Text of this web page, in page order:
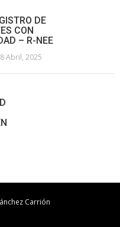
DE
CON
– R-NEE
Abril, 2025
Carrión